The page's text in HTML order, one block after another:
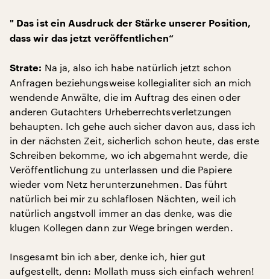
" Das ist ein Ausdruck der Stärke unserer Position,
dass wir das jetzt veröffentlichen“
Strate: Na ja, also ich habe natürlich jetzt schon
Anfragen beziehungsweise kollegialiter sich an mich
wendende Anwälte, die im Auftrag des einen oder
anderen Gutachters Urheberrechtsverletzungen
behaupten. Ich gehe auch sicher davon aus, dass ich
in der nächsten Zeit, sicherlich schon heute, das erste
Schreiben bekomme, wo ich abgemahnt werde, die
Veröffentlichung zu unterlassen und die Papiere
wieder vom Netz herunterzunehmen. Das führt
natürlich bei mir zu schlaflosen Nächten, weil ich
natürlich angstvoll immer an das denke, was die
klugen Kollegen dann zur Wege bringen werden.
Insgesamt bin ich aber, denke ich, hier gut
aufgestellt, denn: Mollath muss sich einfach wehren!